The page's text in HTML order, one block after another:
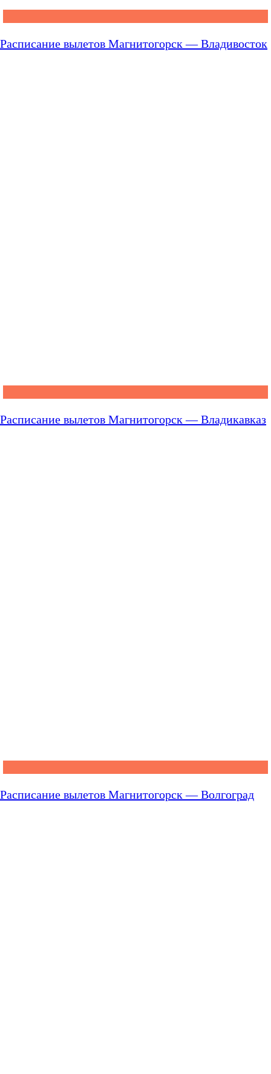
Расписание вылетов Магнитогорск — Владивосток
Расписание вылетов Магнитогорск — Владикавказ
Расписание вылетов Магнитогорск — Волгоград